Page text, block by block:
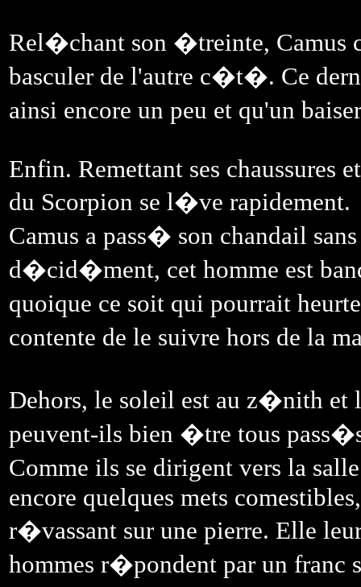
Rel�chant son �treinte, Camus
basculer de l'autre c�t�. Ce
ainsi encore un peu et qu'un
Enfin. Remettant ses chaussures
du Scorpion se l�ve rapidement.
Camus a pass� son chandail
d�cid�ment, cet homme est
quoique ce soit qui pourrait
contente de le suivre hors de la
Dehors, le soleil est au z�nith
peuvent-ils bien �tre tous
Comme ils se dirigent vers la
encore quelques mets
r�vassant sur une pierre. Elle
hommes r�pondent par un franc